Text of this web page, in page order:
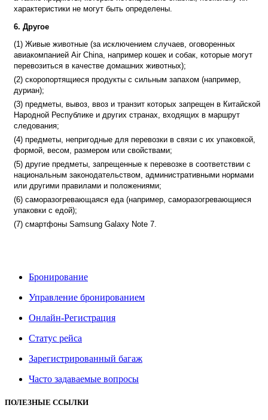
характеристики не могут быть определены.
6. Другое
(1) Живые животные (за исключением случаев, оговоренных
авиакомпанией Air China, например кошек и собак, которые могут
перевозиться в качестве домашних животных);
(2) скоропортящиеся продукты с сильным запахом (например,
дуриан);
(3) предметы, вывоз, ввоз и транзит которых запрещен в Китайской
Народной Республике и других странах, входящих в маршрут
следования;
(4) предметы, непригодные для перевозки в связи с их упаковкой,
формой, весом, размером или свойствами;
(5) другие предметы, запрещенные к перевозке в соответствии с
национальным законодательством, административными нормами
или другими правилами и положениями;
(6) саморазогревающаяся еда (например, саморазогревающиеся
упаковки с едой);
(7) смартфоны Samsung Galaxy Note 7.
Бронирование
Управление бронированием
Онлайн-Pегистрация
Статус рейса
Зарегистрированный багаж
Часто задаваемые вопросы
ПОЛЕЗНЫЕ ССЫЛКИ